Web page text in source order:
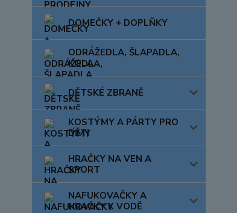
DOMEČKY + DOPLŇKY
ODRÁŽEDLA, ŠLAPADLA,
KOLA
DĚTSKÉ ZBRANĚ
KOSTÝMY A PÁRTY PRO
DĚTI
HRAČKY NA VEN A
SPORT
NAFUKOVAČKY A
HRAČKY K VODĚ